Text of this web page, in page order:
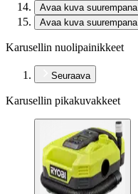
Avaa kuva suurempana
Avaa kuva suurempana
Karusellin nuolipainikkeet
Seuraava
Karusellin pikakuvakkeet